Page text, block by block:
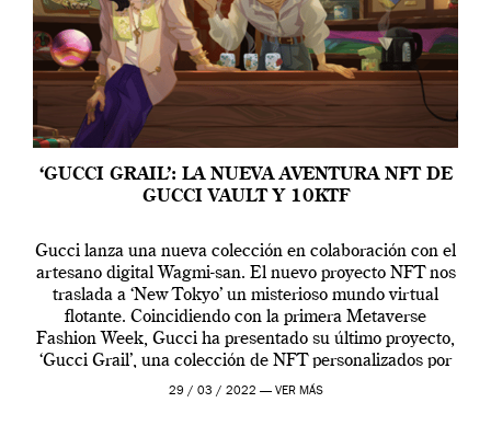
‘GUCCI GRAIL’: LA NUEVA AVENTURA NFT DE
GUCCI VAULT Y 10KTF
Gucci lanza una nueva colección en colaboración con el
artesano digital Wagmi-san. El nuevo proyecto NFT nos
traslada a ‘New Tokyo’ un misterioso mundo virtual
flotante. Coincidiendo con la primera Metaverse
Fashion Week, Gucci ha presentado su último proyecto,
‘Gucci Grail’, una colección de NFT personalizados por
Alessandro Michele, director creativo de la casa italiana
29 / 03 / 2022 — VER MÁS